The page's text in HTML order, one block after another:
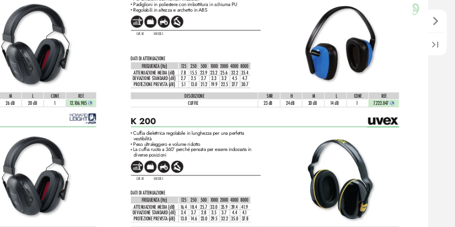
M L CONF. REF.
26 dB 20 dB 1 12.106.985
DESCRIZIONE SNR H M L CONF. REF.
CUFFIE 23 dB 24 dB 20 dB 14 dB 1 7.222.047
• Cuffia dielettrica regolabile in lunghezza per una perfetta
vestibilità
• Peso ultraleggero e volume ridotto
• La cuffia ruota a 360° perché pensata per essere indossata in
diverse posizioni
CAT. III EN 352-1
K 200
• Padiglioni in poliestere con imbottitura in schiuma PU
• Regolabili in altezza e archetto in ABS
CAT. III EN 352-1
FREQUENZA (Hz) 125 250 500 1000 2000 4000 8000
ATTENUAZIONE MEDIA (dB)
7.8 15.5 23.9 23.2 25.6 32.2
35.4
DEVIAZIONE STANDARD (dB)
2.7 2.5 2.7 3.3 3.2 4.5
4.7
PROTEZIONE PREVISTA (dB)
5.1 13.0 21.2 19.9 22.5 27.7 30.7
FREQUENZA (Hz) 125 250 500 1000 2000 4000 8000
ATTENUAZIONE MEDIA (dB)
16.4 18.4 25.7 33.0 35.9 39.4 41.9
DEVIAZIONE STANDARD (dB)
3.4 3.7 2.8 3.5 3.7 4.4 4.1
PROTEZIONE PREVISTA (dB)
13.0 14.6 23.0 29.5 32.2 35.0 37.8
DATI DI ATTENUAZIONE
DATI DI ATTENUAZIONE